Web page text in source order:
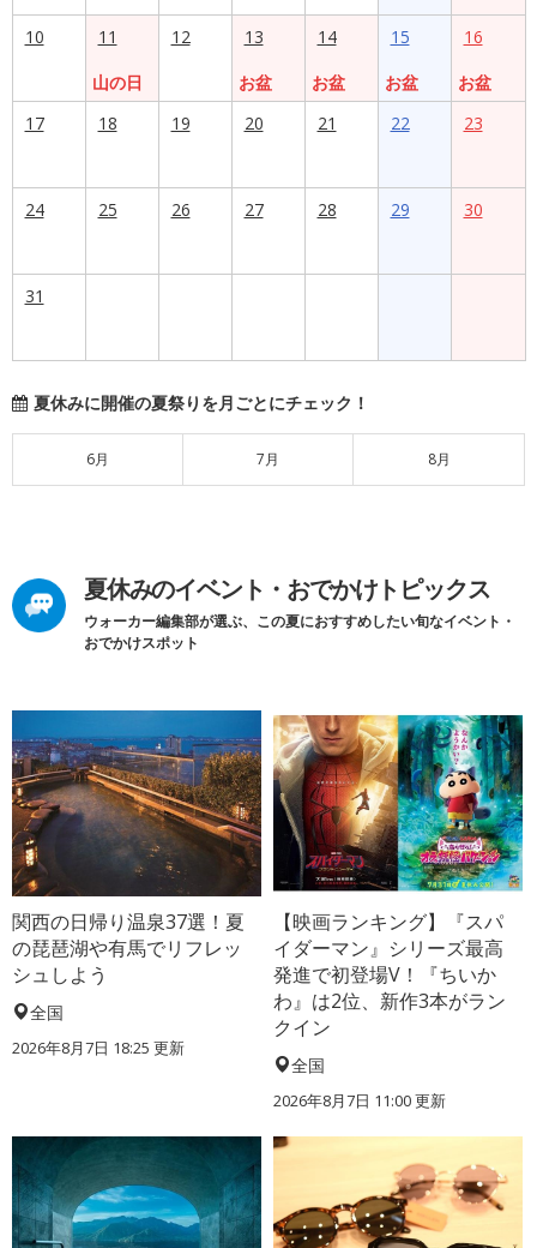
10
11
山の日
12
13
お盆
14
お盆
15
お盆
16
お盆
17
18 19 20 21 22 23
24 25 26 27 28 29 30
31
夏休みに開催の夏祭りを月ごとにチェック！
6月 7月 8月
夏休みのイベント・おでかけトピックス
ウォーカー編集部が選ぶ、この夏におすすめしたい旬なイベント・
おでかけスポット
関西の日帰り温泉37選！夏
の琵琶湖や有馬でリフレッ
シュしよう
全国
2026年8月7日 18:25 更新
【映画ランキング】『スパ
イダーマン』シリーズ最高
発進で初登場V！『ちいか
わ』は2位、新作3本がラン
クイン
全国
2026年8月7日 11:00更新